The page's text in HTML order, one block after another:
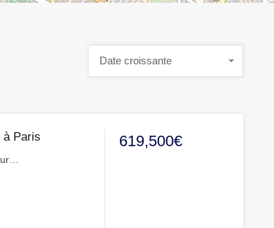
Date croissante
à Paris 619,500€